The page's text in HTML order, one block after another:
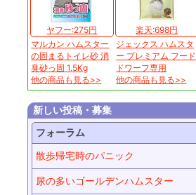
ヤフー:275円
マルカン ハムスター
の固まるトイレ砂 消
臭砂っ固 1.5Kg
他の商品も見る>>
楽天:698円
ジェックス ハムスタ
ー プレミアム フード
ドワーフ専用
他の商品も見る>>
新しい投稿・募集
フォーラム
散歩帰宅時のパニック
尿の多いゴールデンハムスター